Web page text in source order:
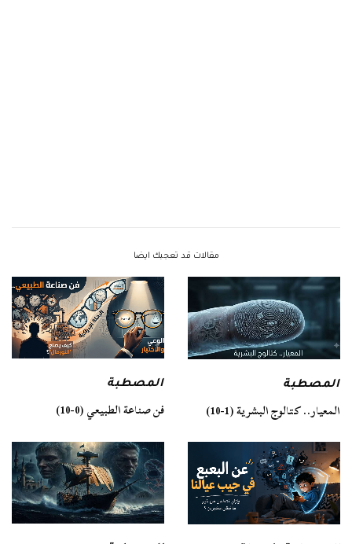
مقالات قد تعجبك ايضا
المصطبة
المعيار.. كتالوج البشرية (1-10)
المصطبة
فن صناعة الطبيعي (0-10)